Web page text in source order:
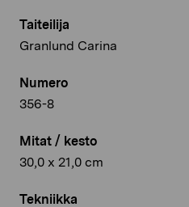
Taiteilija
Granlund Carina
Numero
356-8
Mitat / kesto
30,0 x 21,0 cm
Tekniikka